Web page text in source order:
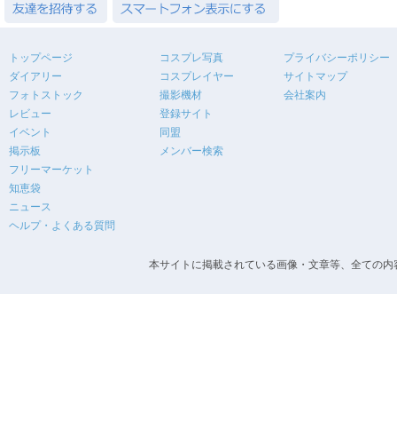
トップページ
ダイアリー
フォトストック
レビュー
イベント
掲示板
フリーマーケット
知恵袋
ニュース
ヘルプ・よくある質問
コスプレ写真
コスプレイヤー
撮影機材
登録サイト
同盟
メンバー検索
プライバシーポリシー
サイトマップ
会社案内
本サイトに掲載されている画像・文章等、全ての